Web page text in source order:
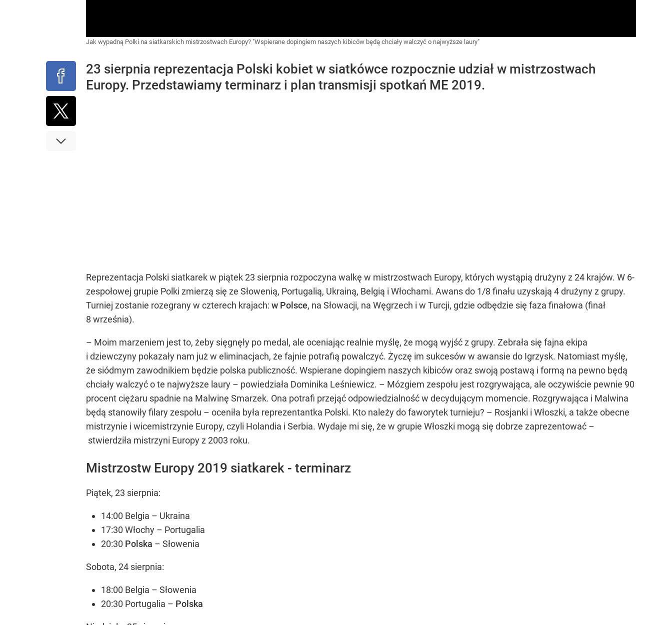
Jak wypadną Polki na siatkarskich mistrzostwach Europy? "Wspierane dopingiem naszych kibiców będą chciały walczyć o najwyższe laury"
23 sierpnia reprezentacja Polski kobiet w siatkówce rozpocznie udział w mistrzostwach
Europy. Przedstawiamy terminarz i plan transmisji spotkań ME 2019.
Reprezentacja Polski siatkarek w piątek 23 sierpnia rozpoczyna walkę w mistrzostwach Europy, których wystąpią drużyny z 24 krajów. W 6-
zespołowej grupie Polki zmierzą się ze Słowenią, Portugalią, Ukrainą, Belgią i Włochami. Awans do 1/8 finału uzyskają 4 drużyny z grupy.
Turniej zostanie rozegrany w czterech krajach: w Polsce, na Słowacji, na Węgrzech i w Turcji, gdzie odbędzie się faza finałowa (finał
8 września).
– Moim marzeniem jest to, żeby sięgnęły po medal, ale oceniając realnie myślę, że mogą wyjść z grupy. Zebrała się fajna ekipa
i dziewczyny pokazały nam już w eliminacjach, że fajnie potrafią powalczyć. Życzę im sukcesów w awansie do Igrzysk. Natomiast myślę,
że siódmym zawodnikiem będzie polska publiczność. Wspierane dopingiem naszych kibiców oraz swoją postawą i formą na pewno będą
chciały walczyć o te najwyższe laury – powiedziała Dominika Leśniewicz. – Mózgiem zespołu jest rozgrywająca, ale oczywiście pewnie 90
procent ciężaru spadnie na Malwinę Smarzek. Ona potrafi przejąć odpowiedzialność w decydującym momencie. Rozgrywająca i Malwina
będą stanowiły filary zespołu – oceniła była reprezentantka Polski. Kto należy do faworytek turnieju? – Rosjanki i Włoszki, a także obecne
mistrzynie i wicemistrzynie Europy, czyli Holandia i Serbia. Wydaje mi się, że w grupie Włoszki mogą się dobrze zaprezentować –
stwierdziła mistrzyni Europy z 2003 roku.
Mistrzostw Europy 2019 siatkarek - terminarz
Piątek, 23 sierpnia:
14:00 Belgia – Ukraina
17:30 Włochy – Portugalia
20:30 Polska – Słowenia
Sobota, 24 sierpnia:
18:00 Belgia – Słowenia
20:30 Portugalia – Polska